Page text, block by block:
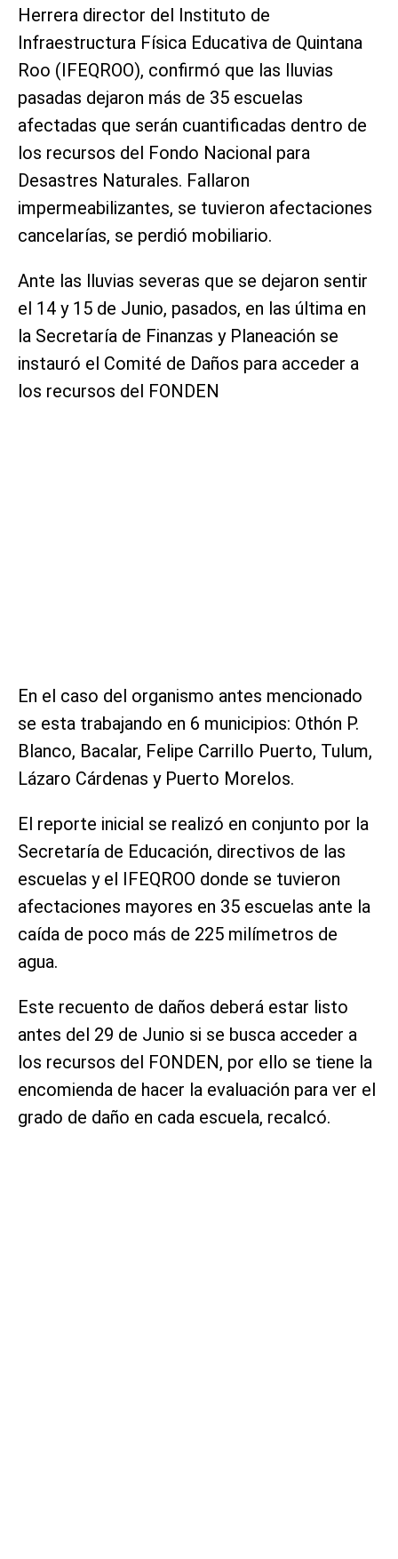
Herrera director del Instituto de
Infraestructura Física Educativa de Quintana
Roo (IFEQROO), confirmó que las lluvias
pasadas dejaron más de 35 escuelas
afectadas que serán cuantificadas dentro de
los recursos del Fondo Nacional para
Desastres Naturales. Fallaron
impermeabilizantes, se tuvieron afectaciones
cancelarías, se perdió mobiliario.
Ante las lluvias severas que se dejaron sentir
el 14 y 15 de Junio, pasados, en las última en
la Secretaría de Finanzas y Planeación se
instauró el Comité de Daños para acceder a
los recursos del FONDEN
En el caso del organismo antes mencionado
se esta trabajando en 6 municipios: Othón P.
Blanco, Bacalar, Felipe Carrillo Puerto, Tulum,
Lázaro Cárdenas y Puerto Morelos.
El reporte inicial se realizó en conjunto por la
Secretaría de Educación, directivos de las
escuelas y el IFEQROO donde se tuvieron
afectaciones mayores en 35 escuelas ante la
caída de poco más de 225 milímetros de
agua.
Este recuento de daños deberá estar listo
antes del 29 de Junio si se busca acceder a
los recursos del FONDEN, por ello se tiene la
encomienda de hacer la evaluación para ver el
grado de daño en cada escuela, recalcó.